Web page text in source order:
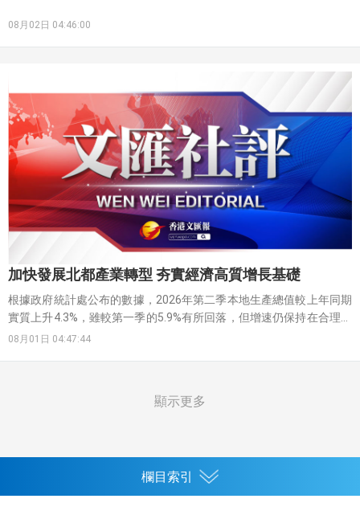
08月02日 04:46:00
加快發展北都產業轉型 夯實經濟高質增長基礎
根據政府統計處公布的數據，2026年第二季本地生產總值較上年同期
實質上升4.3%，雖較第一季的5.9%有所回落，但增速仍保持在合理區
間。這份成績的取得，離不開出口與內需的協同發力。貨品出口表現
在高位，達29.3%，反映出香港經濟內部需求的穩健性。
08月01日 04:47:44
顯示更多
欄目索引